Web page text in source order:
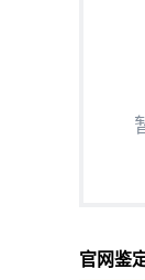
官网鉴